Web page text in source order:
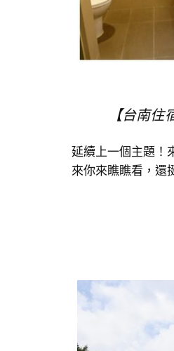
【台南
延續上一個主題！
來你來瞧瞧看，還